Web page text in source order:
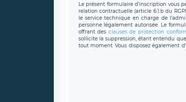
Le présent formulaire d’inscription vous
relation contractuelle (article 6.1.b du
le service technique en charge de
personne légalement autorisée. Le
offrant des clauses de protection
sollicite la suppression, étant entendu
tout moment. Vous disposez également
caractère personnel, ainsi que d’un
protection des données de LÉGAVOX
joignable à l’adresse mail :